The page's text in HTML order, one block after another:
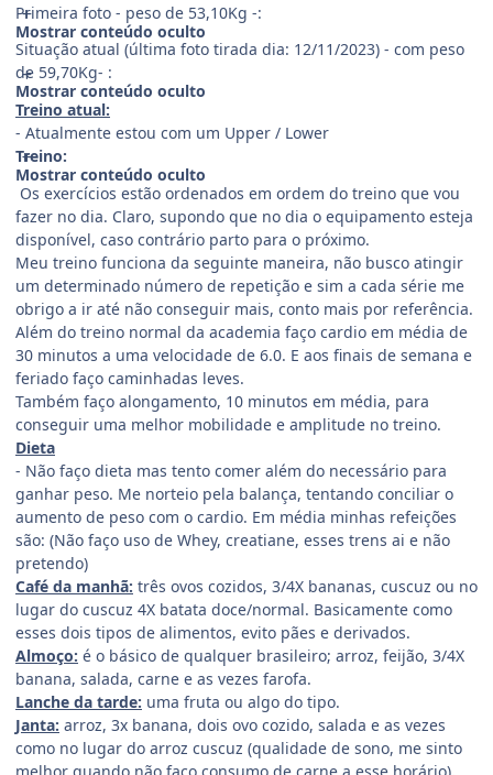
Primeira foto - peso de 53,10Kg -:
Mostrar conteúdo oculto
Situação atual (última foto tirada dia: 12/11/2023) - com peso
de 59,70Kg- :
Mostrar conteúdo oculto
Treino atual:
- Atualmente estou com um Upper / Lower
Treino:
Mostrar conteúdo oculto
Os exercícios estão ordenados em ordem do treino que vou
fazer no dia. Claro, supondo que no dia o equipamento esteja
disponível, caso contrário parto para o próximo.
Meu treino funciona da seguinte maneira, não busco atingir
um determinado número de repetição e sim a cada série me
obrigo a ir até não conseguir mais, conto mais por referência.
Além do treino normal da academia faço cardio em média de
30 minutos a uma velocidade de 6.0. E aos finais de semana e
feriado faço caminhadas leves.
Também faço alongamento, 10 minutos em média, para
conseguir uma melhor mobilidade e amplitude no treino.
Dieta
- Não faço dieta mas tento comer além do necessário para
ganhar peso. Me norteio pela balança, tentando conciliar o
aumento de peso com o cardio. Em média minhas refeições
são: (Não faço uso de Whey, creatiane, esses trens ai e não
pretendo)
Café da manhã: três ovos cozidos, 3/4X bananas, cuscuz ou no
lugar do cuscuz 4X batata doce/normal. Basicamente como
esses dois tipos de alimentos, evito pães e derivados.
Almoço: é o básico de qualquer brasileiro; arroz, feijão, 3/4X
banana, salada, carne e as vezes farofa.
Lanche da tarde: uma fruta ou algo do tipo.
Janta: arroz, 3x banana, dois ovo cozido, salada e as vezes
como no lugar do arroz cuscuz (qualidade de sono, me sinto
melhor quando não faço consumo de carne a esse horário).